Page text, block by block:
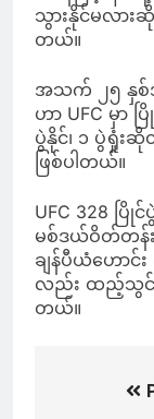
သွားနိုင်မလား
တယ်။
အသက် ၂၅ နှစ်
ဟာ UFC မှာ
ပွဲနိုင်၊ ၁ ပွဲရှုံ
ဖြစ်ပါတယ်။
UFC 328 ပြို
မစ်ဒယ်ဝိတ်တန်း
ချန်ပီယံဟောင်
လည်း ထည့်သွင်း
တယ်။